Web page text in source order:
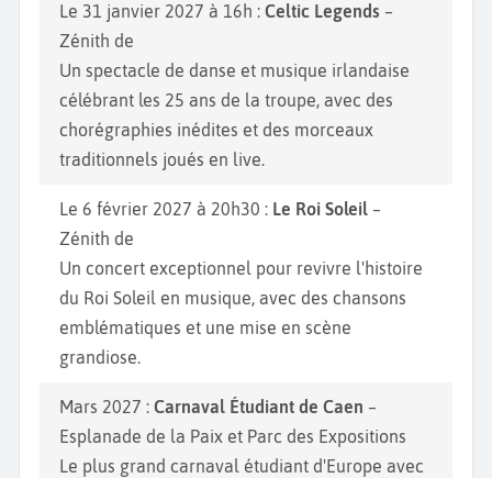
Le 31 janvier 2027 à 16h : Celtic Legends –
Zénith de
Un spectacle de danse et musique irlandaise
célébrant les 25 ans de la troupe, avec des
chorégraphies inédites et des morceaux
traditionnels joués en live.
Le 6 février 2027 à 20h30 : Le Roi Soleil –
Zénith de
Un concert exceptionnel pour revivre l'histoire
du Roi Soleil en musique, avec des chansons
emblématiques et une mise en scène
grandiose.
Mars 2027 : Carnaval Étudiant de Caen –
Esplanade de la Paix et Parc des Expositions
Le plus grand carnaval étudiant d'Europe avec